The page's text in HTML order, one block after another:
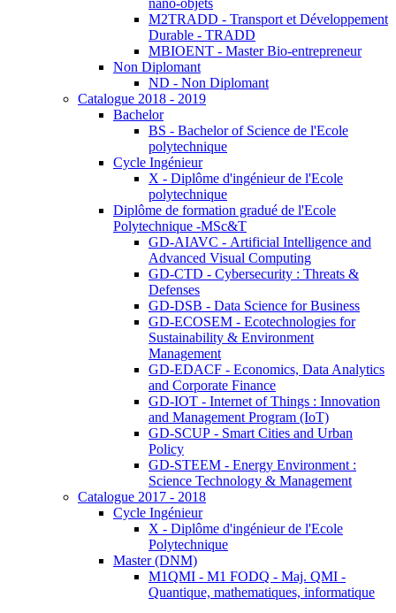
nano-objets
M2TRADD - Transport et Développement
Durable - TRADD
MBIOENT - Master Bio-entrepreneur
Non Diplomant
ND - Non Diplomant
Catalogue 2018 - 2019
Bachelor
BS - Bachelor of Science de l'Ecole
polytechnique
Cycle Ingénieur
X - Diplôme d'ingénieur de l'Ecole
polytechnique
Diplôme de formation gradué de l'Ecole
Polytechnique -MSc&T
GD-AIAVC - Artificial Intelligence and
Advanced Visual Computing
GD-CTD - Cybersecurity : Threats &
Defenses
GD-DSB - Data Science for Business
GD-ECOSEM - Ecotechnologies for
Sustainability & Environment
Management
GD-EDACF - Economics, Data Analytics
and Corporate Finance
GD-IOT - Internet of Things : Innovation
and Management Program (IoT)
GD-SCUP - Smart Cities and Urban
Policy
GD-STEEM - Energy Environment :
Science Technology & Management
Catalogue 2017 - 2018
Cycle Ingénieur
X - Diplôme d'ingénieur de l'Ecole
Polytechnique
Master (DNM)
M1QMI - M1 FODQ - Maj. QMI -
Quantique, mathematiques, informatique